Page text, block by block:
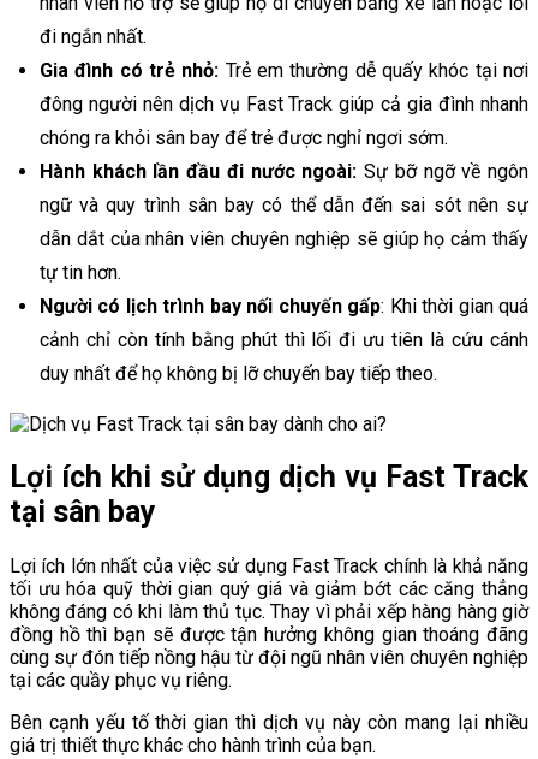
đi ngắn nhất.
Gia đình có trẻ nhỏ: Trẻ em thường dễ quấy khóc tại nơi
đông người nên dịch vụ Fast Track giúp cả gia đình nhanh
chóng ra khỏi sân bay để trẻ được nghỉ ngơi sớm.
Hành khách lần đầu đi nước ngoài: Sự bỡ ngỡ về ngôn
ngữ và quy trình sân bay có thể dẫn đến sai sót nên sự
dẫn dắt của nhân viên chuyên nghiệp sẽ giúp họ cảm thấy
tự tin hơn.
Người có lịch trình bay nối chuyến gấp: Khi thời gian quá
cảnh chỉ còn tính bằng phút thì lối đi ưu tiên là cứu cánh
duy nhất để họ không bị lỡ chuyến bay tiếp theo.
Lợi ích khi sử dụng dịch vụ Fast Track
tại sân bay
Lợi ích lớn nhất của việc sử dụng Fast Track chính là khả năng
tối ưu hóa quỹ thời gian quý giá và giảm bớt các căng thẳng
không đáng có khi làm thủ tục. Thay vì phải xếp hàng hàng giờ
đồng hồ thì bạn sẽ được tận hưởng không gian thoáng đãng
cùng sự đón tiếp nồng hậu từ đội ngũ nhân viên chuyên nghiệp
tại các quầy phục vụ riêng.
Bên cạnh yếu tố thời gian thì dịch vụ này còn mang lại nhiều
giá trị thiết thực khác cho hành trình của bạn.